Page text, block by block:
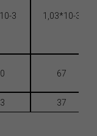
3 1,03*10-3
67
37